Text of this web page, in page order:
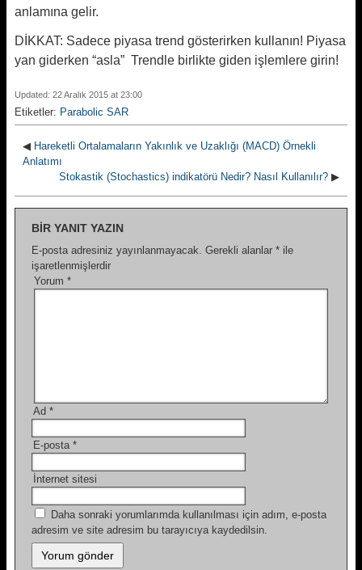
anlamına gelir.
DİKKAT: Sadece piyasa trend gösterirken kullanın! Piyasa
yan giderken “asla” Trendle birlikte giden işlemlere girin!
Updated: 22 Aralık 2015 at 23:00
Etiketler: Parabolic SAR
◀ Hareketli Ortalamaların Yakınlık ve Uzaklığı (MACD) Örnekli
Anlatımı
Stokastik (Stochastics) indikatörü Nedir? Nasıl Kullanılır? ▶
BIR YANIT YAZIN
E-posta adresiniz yayınlanmayacak. Gerekli alanlar * ile
işaretlenmişlerdir
Yorum *
Ad *
E-posta *
İnternet sitesi
Daha sonraki yorumlarımda kullanılması için adım, e-posta
adresim ve site adresim bu tarayıcıya kaydedilsin.